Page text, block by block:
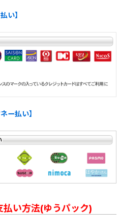
い】
ー払い】
い方法(ゆうパック)